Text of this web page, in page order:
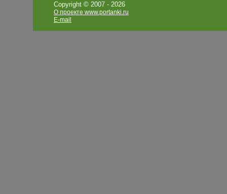
Copyright © 2007 - 2026
О проекте www.portanki.ru
E-mail